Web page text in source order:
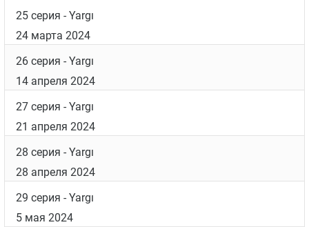
20 серия
- Sır
18 февраля 2024
21 серия
- Yargı
25 февраля 2024
22 серия
- Yargı
3 марта 2024
23 серия
- Yargı
10 марта 2024
24 серия
- Yargı
17 марта 2024